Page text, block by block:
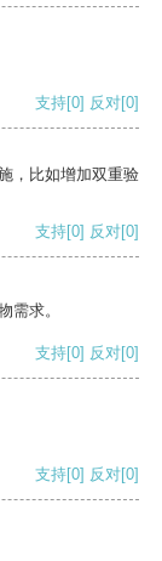
支持[0] 反对[0]
，比如增加双重验
支持[0] 反对[0]
需求。
支持[0] 反对[0]
支持[0] 反对[0]